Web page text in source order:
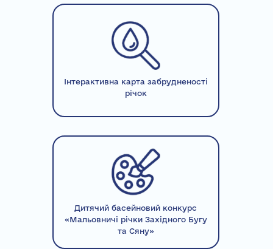
Інтерактивна карта забрудненості
річок
Дитячий басейновий конкурс
«Мальовничі річки Західного Бугу
та Сяну»